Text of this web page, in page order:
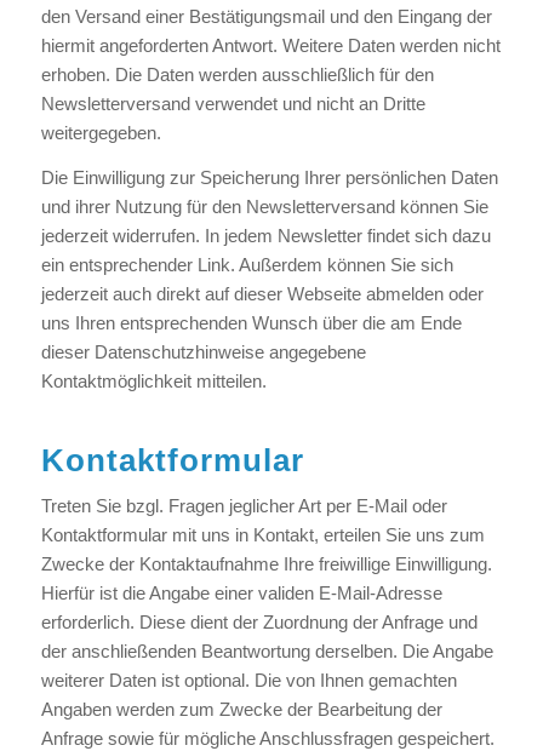
den Versand einer Bestätigungsmail und den Eingang der
hiermit angeforderten Antwort. Weitere Daten werden nicht
erhoben. Die Daten werden ausschließlich für den
Newsletterversand verwendet und nicht an Dritte
weitergegeben.
Die Einwilligung zur Speicherung Ihrer persönlichen Daten
und ihrer Nutzung für den Newsletterversand können Sie
jederzeit widerrufen. In jedem Newsletter findet sich dazu
ein entsprechender Link. Außerdem können Sie sich
jederzeit auch direkt auf dieser Webseite abmelden oder
uns Ihren entsprechenden Wunsch über die am Ende
dieser Datenschutzhinweise angegebene
Kontaktmöglichkeit mitteilen.
Kontaktformular
Treten Sie bzgl. Fragen jeglicher Art per E-Mail oder
Kontaktformular mit uns in Kontakt, erteilen Sie uns zum
Zwecke der Kontaktaufnahme Ihre freiwillige Einwilligung.
Hierfür ist die Angabe einer validen E-Mail-Adresse
erforderlich. Diese dient der Zuordnung der Anfrage und
der anschließenden Beantwortung derselben. Die Angabe
weiterer Daten ist optional. Die von Ihnen gemachten
Angaben werden zum Zwecke der Bearbeitung der
Anfrage sowie für mögliche Anschlussfragen gespeichert.